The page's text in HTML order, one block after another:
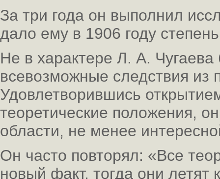
За три года он выполнил
дало ему в 1906 году
Не в характере Л. А.
всевозможные следствия из
Удовлетворившись
теоретические положения,
области, не менее
Он часто повторял: «Все
новый факт, тогда они